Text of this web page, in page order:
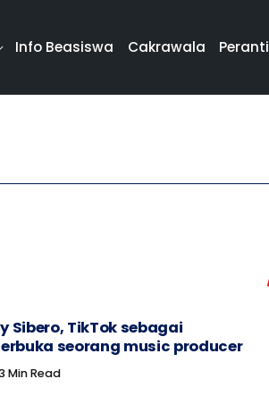
Info Beasiswa Cakrawala Peranti
Sibero, TikTok sebagai
seorang music producer
Min Read